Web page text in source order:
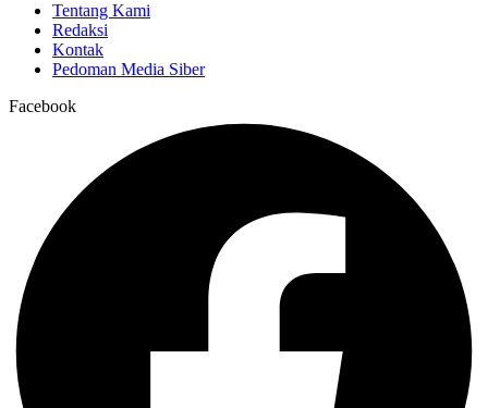
Tentang Kami
Redaksi
Kontak
Pedoman Media Siber
Facebook